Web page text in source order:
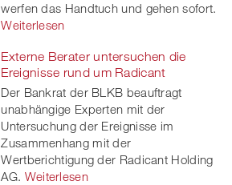
werfen das Handtuch und gehen sofort.
Weiterlesen
Externe Berater untersuchen die
Ereignisse rund um Radicant
Der Bankrat der BLKB beauftragt
unabhängige Experten mit der
Untersuchung der Ereignisse im
Zusammenhang mit der
Wertberichtigung der Radicant Holding
AG. Weiterlesen